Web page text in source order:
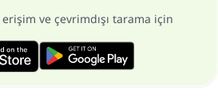
ve çevrimdışı tarama için